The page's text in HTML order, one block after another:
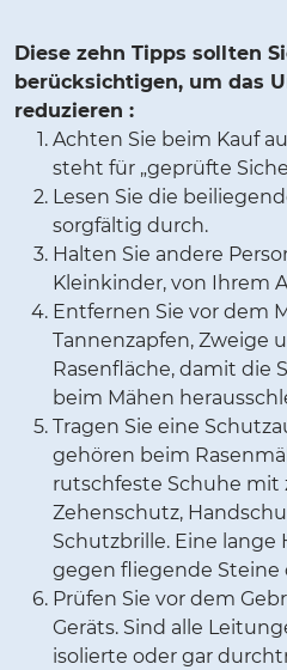
Diese zehn Tipps sollten
berücksichtigen, um das
reduzieren :
Achten Sie beim Kauf
steht für „geprüfte
Lesen Sie die
sorgfältig durch.
Halten Sie andere
Kleinkinder, von Ihrem
Entfernen Sie vor dem
Tannenzapfen, Zweige
Rasenfläche, damit die
beim Mähen
Tragen Sie eine
gehören beim
rutschfeste Schuhe mit
Zehenschutz,
Schutzbrille. Eine lange
gegen fliegende Steine
Prüfen Sie vor dem
Geräts. Sind alle
isolierte oder gar